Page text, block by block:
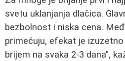
svetu uklanjanja dlačica.
bezbolnost i niska cena.
primećuju, efekat je
brijem na svaka 2-3 dana",